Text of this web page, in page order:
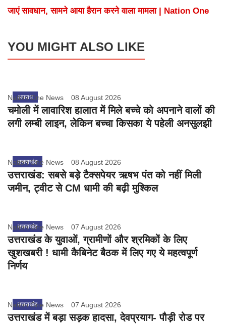
जाएं सावधान, सामने आया हैरान करने वाला मामला | Nation One
YOU MIGHT ALSO LIKE
अपराध
Nation One News 08 August 2026
चमोली में लावारिश हालात में मिले बच्चे को अपनाने वालों की
लगी लम्बी लाइन, लेकिन बच्चा किसका ये पहेली अनसुलझी
उत्तराखंड
Nation One News 08 August 2026
उत्तराखंड: सबसे बड़े टैक्सपेयर ऋषभ पंत को नहीं मिली
जमीन, ट्वीट से CM धामी की बढ़ी मुश्किल
उत्तराखंड
Nation One News 07 August 2026
उत्तराखंड के युवाओं, ग्रामीणों और श्रमिकों के लिए
खुशखबरी ! धामी कैबिनेट बैठक में लिए गए ये महत्वपूर्ण
निर्णय
उत्तराखंड
Nation One News 07 August 2026
उत्तराखंड में बड़ा सड़क हादसा, देवप्रयाग- पौड़ी रोड पर